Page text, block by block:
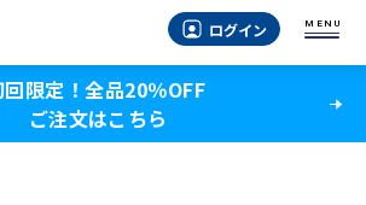
ログイン MENU
回限定！全品20％OFF
ご注文はこちら